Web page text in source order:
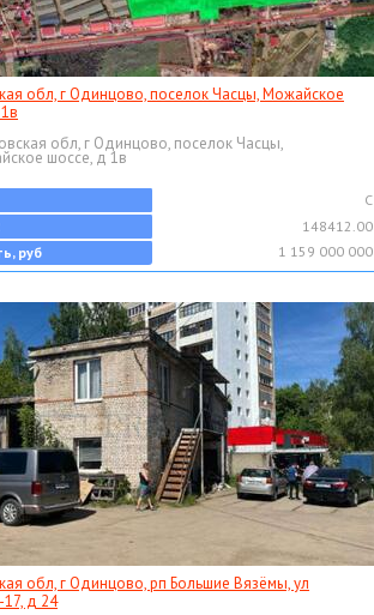
обл, г Одинцово, поселок Часцы, Можайское
обл, г Одинцово, поселок Часцы,
шоссе, д 1в
C
148412.00
руб
1 159 000 000
обл, г Одинцово, рп Большие Вязёмы, ул
д 24